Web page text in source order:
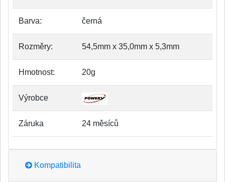
Barva: černá
Rozměry: 54,5mm x 35,0mm x 5,3mm
Hmotnost: 20g
Výrobce
Záruka 24 měsíců
Kompatibilita